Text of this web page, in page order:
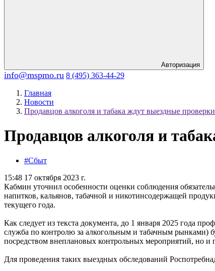
Авторизация
info@mspmo.ru 8 (495) 363-44-29
Главная
Новости
Продавцов алкоголя и табака ждут выездные проверки
Продавцов алкоголя и
#Сбыт
15:48 17 октября 2023 г.
Кабмин уточнил особенности оценки соблюдения
напитков, кальянов, табачной и никотинсодержащей
текущего года.
Как следует из текста документа, до 1 января 2025 года
служба по контролю за алкогольным и табачным рынками)
посредством внеплановых контрольных мероприятий, но и
Для проведения таких выездных обследований